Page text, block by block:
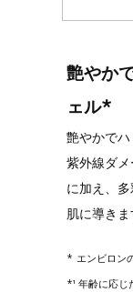
艶やか
ェル*
艶やかで
紫外線ダ
に加え、
肌に導き
* エンビロン
*¹ 年齢に応じ